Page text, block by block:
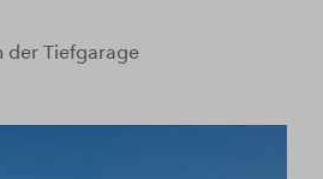
der Tiefgarage